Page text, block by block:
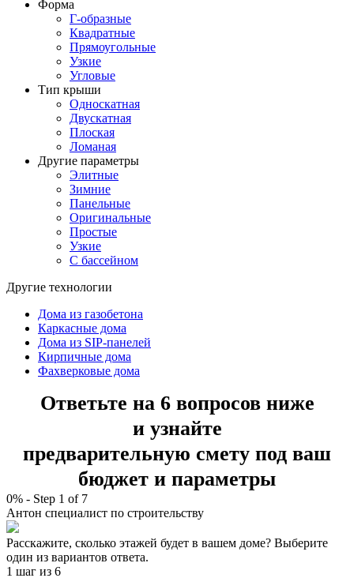
Форма
Г-образные
Квадратные
Прямоугольные
Узкие
Угловые
Тип крыши
Односкатная
Двускатная
Плоская
Ломаная
Другие параметры
Элитные
Зимние
Панельные
Оригинальные
Простые
Узкие
С бассейном
Другие технологии
Дома из газобетона
Каркасные дома
Дома из SIP-панелей
Кирпичные дома
Фахверковые дома
Ответьте на 6 вопросов ниже
и узнайте
предварительную смету под ваш
бюджет и параметры
0% - Step 1 of 7
Антон специалист по строительству
Расскажите, сколько этажей будет в вашем доме? Выберите
один из вариантов ответа.
1 шаг из 6